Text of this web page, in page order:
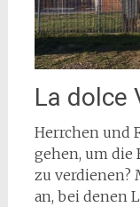
La dolce
Herrchen und
gehen, um die
zu verdienen?
an, bei denen